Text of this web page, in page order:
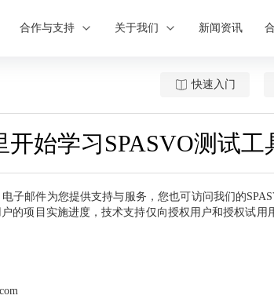
合作与支持 关于我们 新闻资讯
快速入门
开始学习SPASVO测试工
子邮件为您提供支持与服务，您也可访问我们的
的项目实施进度，技术支持仅向授权用户和授权试